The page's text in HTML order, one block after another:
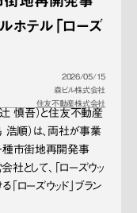
ホテル「ローズ
2026/05/15
森ビル株式会社
住友不動産株式会社
慎吾）と住友不動産
順）は、両社が事業
種市街地再開発事
社として、「ローズウッ
「ローズウッド」ブラン